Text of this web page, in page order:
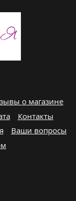
о магазине
Контакты
Ваши вопросы